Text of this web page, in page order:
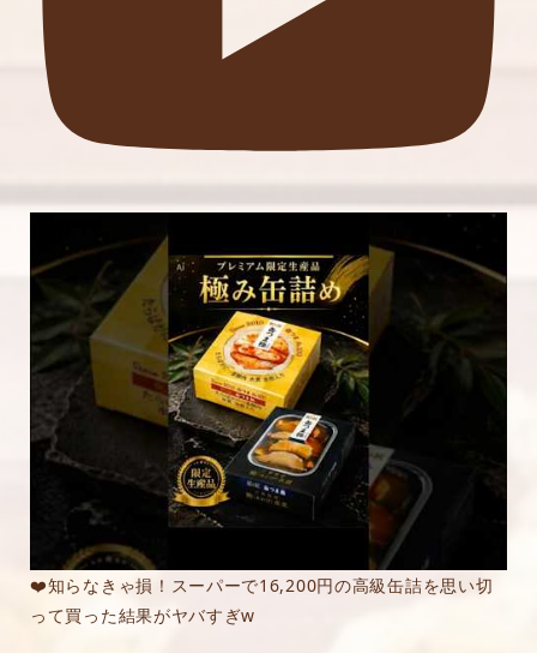
❤️知らなきゃ損！スーパーで16,200円の高級缶詰を思い切
って買った結果がヤバすぎw